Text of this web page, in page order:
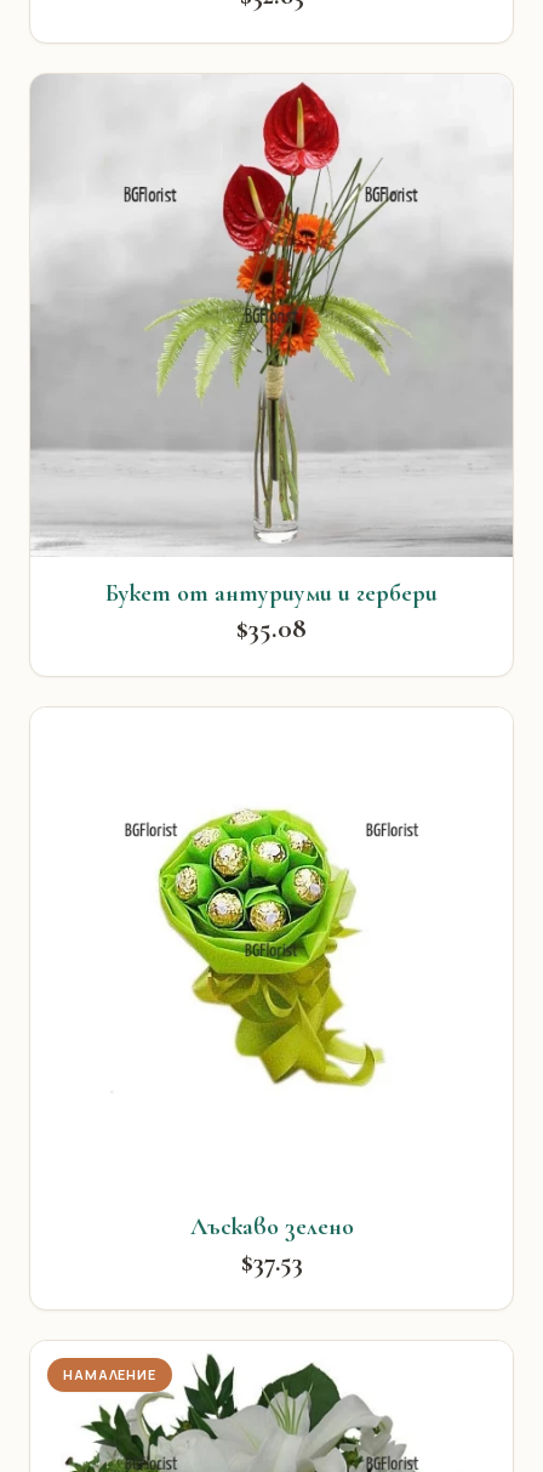
Букет от антуриуми и гербери
$35.08
Лъскаво зелено
$37.53
НАМАЛЕНИЕ